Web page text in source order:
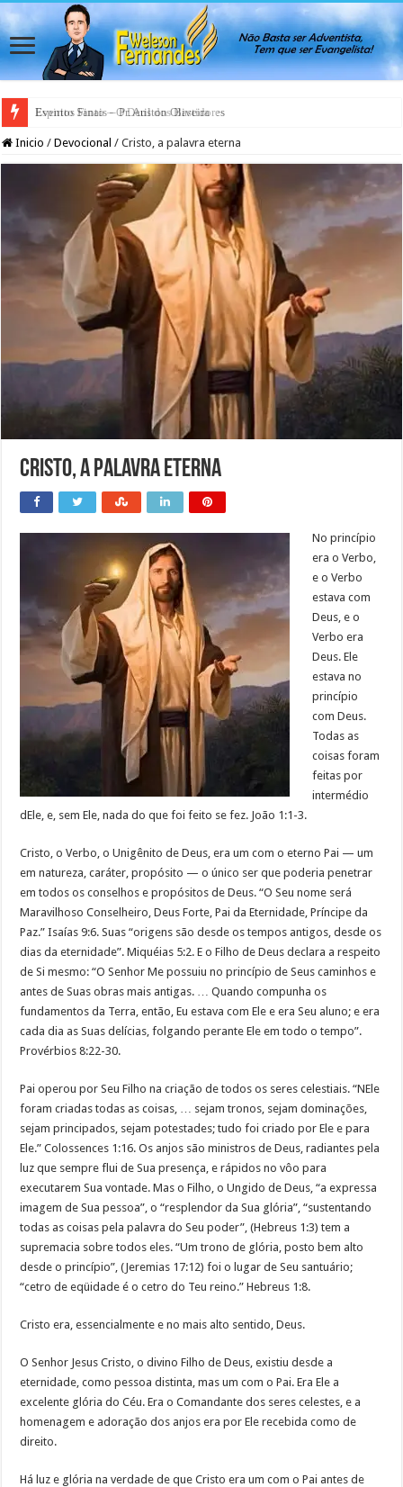
Espirito Santo – O Deus dos Bastidores
Inicio / Devocional / Cristo, a palavra eterna
Cristo, a palavra eterna
No princípio
era o Verbo,
e o Verbo
estava com
Deus, e o
Verbo era
Deus. Ele
estava no
princípio
com Deus.
Todas as
coisas foram
feitas por
intermédio
dEle, e, sem Ele, nada do que foi feito se fez. João 1:1-3.
Cristo, o Verbo, o Unigênito de Deus, era um com o eterno Pai — um
em natureza, caráter, propósito — o único ser que poderia penetrar
em todos os conselhos e propósitos de Deus. “O Seu nome será
Maravilhoso Conselheiro, Deus Forte, Pai da Eternidade, Príncipe da
Paz.” Isaías 9:6. Suas “origens são desde os tempos antigos, desde os
dias da eternidade”. Miquéias 5:2. E o Filho de Deus declara a respeito
de Si mesmo: “O Senhor Me possuiu no princípio de Seus caminhos e
antes de Suas obras mais antigas. … Quando compunha os
fundamentos da Terra, então, Eu estava com Ele e era Seu aluno; e era
cada dia as Suas delícias, folgando perante Ele em todo o tempo”.
Provérbios 8:22-30.
Pai operou por Seu Filho na criação de todos os seres celestiais. “NEle
foram criadas todas as coisas, … sejam tronos, sejam dominações,
sejam principados, sejam potestades; tudo foi criado por Ele e para
Ele.” Colossences 1:16. Os anjos são ministros de Deus, radiantes pela
luz que sempre flui de Sua presença, e rápidos no vôo para
executarem Sua vontade. Mas o Filho, o Ungido de Deus, “a expressa
imagem de Sua pessoa”, o “resplendor da Sua glória”, “sustentando
todas as coisas pela palavra do Seu poder”, (Hebreus 1:3) tem a
supremacia sobre todos eles. “Um trono de glória, posto bem alto
desde o princípio”, (Jeremias 17:12) foi o lugar de Seu santuário;
“cetro de eqüidade é o cetro do Teu reino.” Hebreus 1:8.
Cristo era, essencialmente e no mais alto sentido, Deus.
O Senhor Jesus Cristo, o divino Filho de Deus, existiu desde a
eternidade, como pessoa distinta, mas um com o Pai. Era Ele a
excelente glória do Céu. Era o Comandante dos seres celestes, e a
homenagem e adoração dos anjos era por Ele recebida como de
direito.
Há luz e glória na verdade de que Cristo era um com o Pai antes de